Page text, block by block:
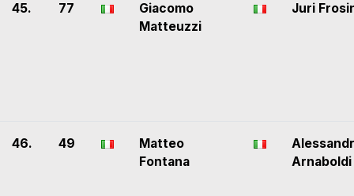
45. 77
Giacomo
Matteuzzi
Juri
46. 49
Matteo
Fontana
Arnaboldi